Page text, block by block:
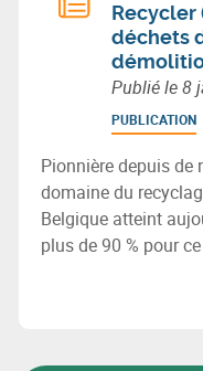
Recycler
déchets
Publié le8
PUBLICATION
Pionnière depuis de
domaine du
Belgique atteint
plus de 90 % pour
au défi de recycler